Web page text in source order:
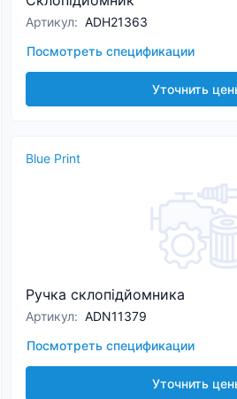
Артикул: ADH21363
Посмотреть спецификации
Уточнить
Blue Print
Ручка склопідйомника
Артикул: ADN11379
Посмотреть спецификации
Уточнить